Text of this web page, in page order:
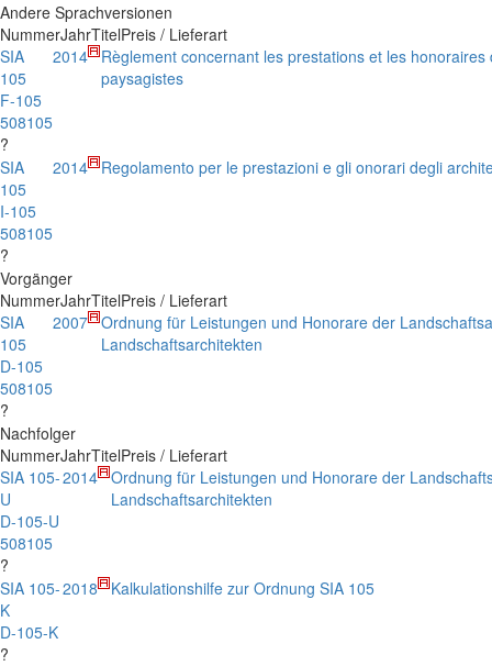
Andere Sprachversionen
NummerJahrTitelPreis / Lieferart
SIA
105
F-105
508105
?
2014
Règlement concernant les prestations et les honoraires
paysagistes
SIA
105
I-105
508105
?
2014 Regolamento per le prestazioni e gli onorari degli
Vorgänger
NummerJahrTitelPreis / Lieferart
SIA
105
D-105
508105
?
2007 Ordnung für Leistungen und Honorare der
Landschaftsarchitekten
Nachfolger
NummerJahrTitelPreis / Lieferart
SIA 105-
U
D-105-U
508105
?
2014 Ordnung für Leistungen und Honorare der
Landschaftsarchitekten
SIA 105-
K
D-105-K
?
2018 Kalkulationshilfe zur Ordnung SIA 105